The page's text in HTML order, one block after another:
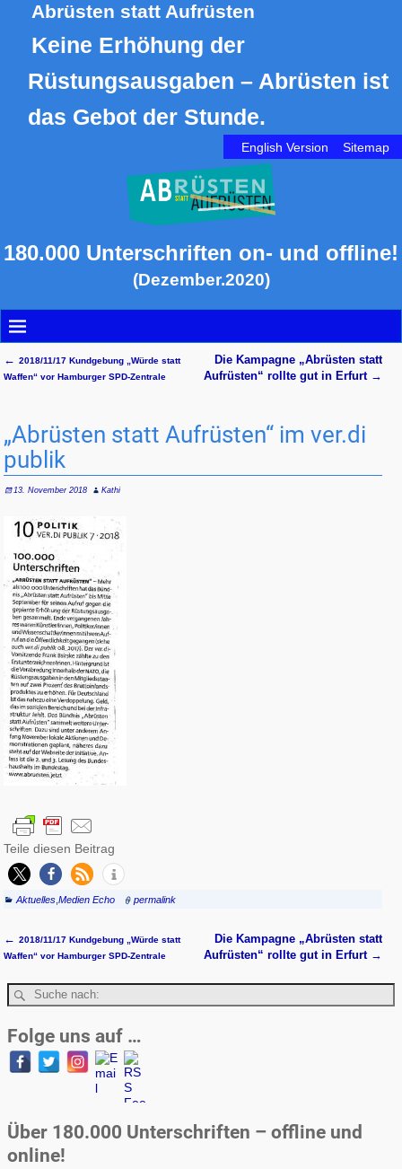
Abrüsten statt Aufrüsten
Keine Erhöhung der
Rüstungsausgaben – Abrüsten ist
das Gebot der Stunde.
English Version Sitemap
180.000 Unterschriften on- und offline!
(Dezember.2020)
Artikelnavigation
← 2018/11/17 Kundgebung „Würde statt
Waffen“ vor Hamburger SPD-Zentrale
Die Kampagne „Abrüsten statt
Aufrüsten“ rollte gut in Erfurt →
„Abrüsten statt Aufrüsten“ im ver.di
publik
13. November 2018 Kathi
Teile diesen Beitrag
Aktuelles ,Medien Echo permalink
Artikelnavigation
← 2018/11/17 Kundgebung „Würde statt
Waffen“ vor Hamburger SPD-Zentrale
Die Kampagne „Abrüsten statt
Aufrüsten“ rollte gut in Erfurt →
Folge uns auf …
Über 180.000 Unterschriften – offline und
online!